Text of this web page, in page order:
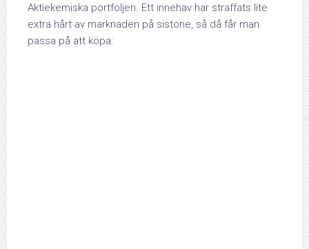
Aktiekemiska portföljen. Ett innehav har straffats lite
extra hårt av marknaden på sistone, så då får man
passa på att köpa: